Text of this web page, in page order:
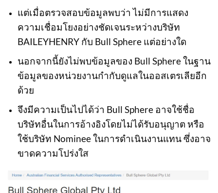
แต่เมื่อตรวจสอบข้อมูลพบว่า ไม่มีการแสดง
ความเชื่อมโยงอย่างชัดเจนระหว่างบริษัท
BAILEYHENRY กับ Bull Sphere แต่อย่างใด
นอกจากนี้ยังไม่พบข้อมูลของ Bull Sphere ในฐาน
ข้อมูลของหน่วยงานกำกับดูแลในออสเตรเลียอีก
ด้วย
จึงมีความเป็นไปได้ว่า Bull Sphere อาจใช้ชื่อ
บริษัทอื่นในการอ้างอิงโดยไม่ได้รับอนุญาต หรือ
ใช้บริษัท Nominee ในการดำเนินงานแทน ซึ่งอาจ
ขาดความโปร่งใส